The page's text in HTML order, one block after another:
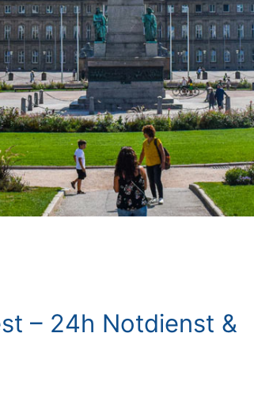
– 24h Notdienst &